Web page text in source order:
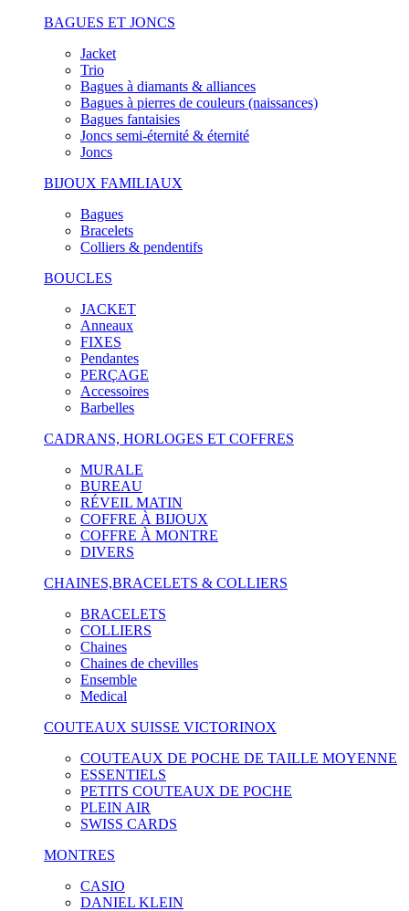
BAGUES ET JONCS
Jacket
Trio
Bagues à diamants & alliances
Bagues à pierres de couleurs (naissances)
Bagues fantaisies
Joncs semi-éternité & éternité
Joncs
BIJOUX FAMILIAUX
Bagues
Bracelets
Colliers & pendentifs
BOUCLES
JACKET
Anneaux
FIXES
Pendantes
PERÇAGE
Accessoires
Barbelles
CADRANS, HORLOGES ET COFFRES
MURALE
BUREAU
RÉVEIL MATIN
COFFRE À BIJOUX
COFFRE À MONTRE
DIVERS
CHAINES,BRACELETS & COLLIERS
BRACELETS
COLLIERS
Chaines
Chaines de chevilles
Ensemble
Medical
COUTEAUX SUISSE VICTORINOX
COUTEAUX DE POCHE DE TAILLE MOYENNE
ESSENTIELS
PETITS COUTEAUX DE POCHE
PLEIN AIR
SWISS CARDS
MONTRES
CASIO
DANIEL KLEIN